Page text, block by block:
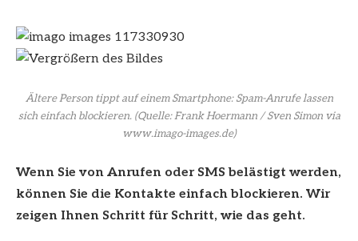
Ältere Person tippt auf einem Smartphone: Spam-Anrufe lassen
sich einfach blockieren.(Quelle: Frank Hoermann / Sven Simon via
www.imago-images.de)
Wenn Sie von Anrufen oder SMS belästigt werden,
können Sie die Kontakte einfach blockieren. Wir
zeigen Ihnen Schritt für Schritt, wie das geht.